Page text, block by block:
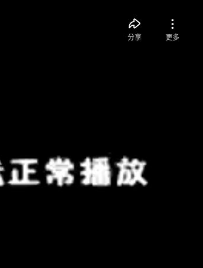
分享 更多